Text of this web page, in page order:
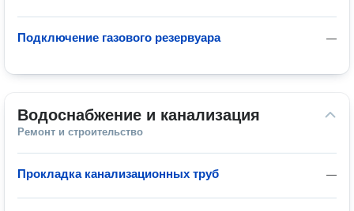
—
Подключение газового резервуара
Водоснабжение и канализация
Ремонт и строительство
—
Прокладка канализационных труб